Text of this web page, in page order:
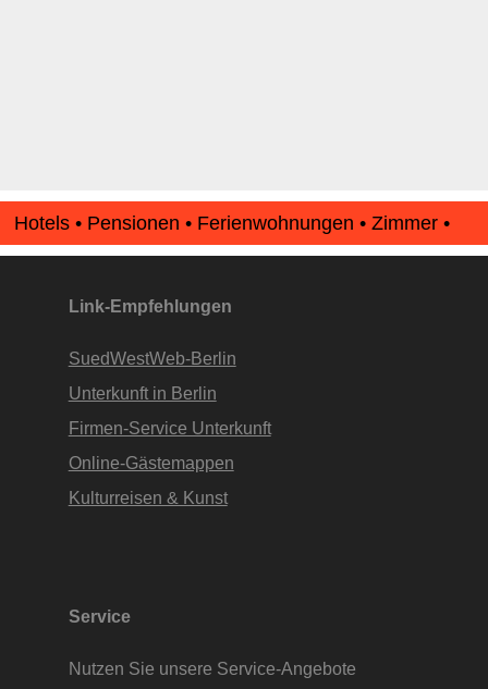
Hotels • Pensionen • Ferienwohnungen • Zimmer •
Apartments • www.Finde-Unterkunft.de
Link-Empfehlungen
SuedWestWeb-Berlin
Unterkunft in Berlin
Firmen-Service Unterkunft
Online-Gästemappen
Kulturreisen & Kunst
Service
Nutzen Sie unsere Service-Angebote